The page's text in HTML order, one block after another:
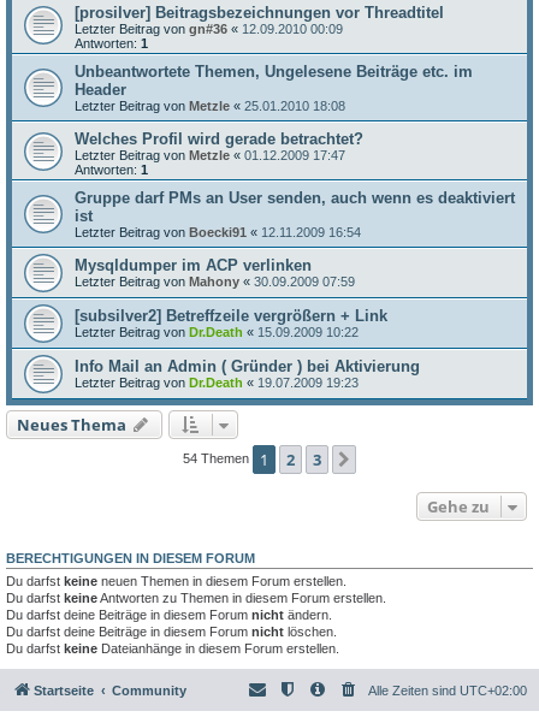
[prosilver] Beitragsbezeichnungen vor Threadtitel
Letzter Beitrag von gn#36 « 12.09.2010 00:09
Antworten: 1
Unbeantwortete Themen, Ungelesene Beiträge etc. im
Header
Letzter Beitrag von Metzle « 25.01.2010 18:08
Welches Profil wird gerade betrachtet?
Letzter Beitrag von Metzle « 01.12.2009 17:47
Antworten: 1
Gruppe darf PMs an User senden, auch wenn es deaktiviert
ist
Letzter Beitrag von Boecki91 « 12.11.2009 16:54
Mysqldumper im ACP verlinken
Letzter Beitrag von Mahony « 30.09.2009 07:59
[subsilver2] Betreffzeile vergrößern + Link
Letzter Beitrag von Dr.Death « 15.09.2009 10:22
Info Mail an Admin ( Gründer ) bei Aktivierung
Letzter Beitrag von Dr.Death « 19.07.2009 19:23
Neues Thema
54 Themen 1 2 3
Gehe zu
BERECHTIGUNGEN IN DIESEM FORUM
Du darfst keine neuen Themen in diesem Forum erstellen.
Du darfst keineAntworten zu Themen in diesem Forum erstellen.
Du darfst deine Beiträge in diesem Forum nicht ändern.
Du darfst deine Beiträge in diesem Forum nicht löschen.
Du darfst keine Dateianhänge in diesem Forum erstellen.
Startseite Community Alle Zeiten sind UTC+02:00